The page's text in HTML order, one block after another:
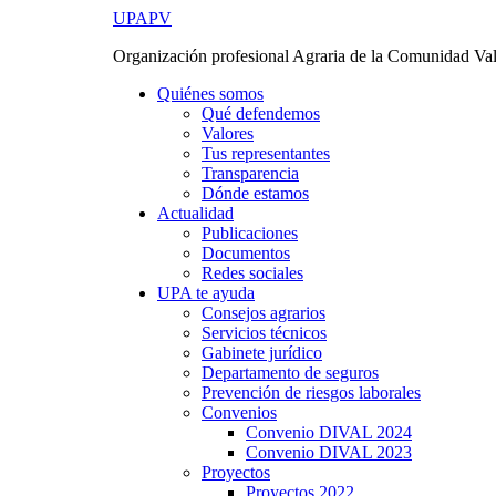
UPAPV
Organización profesional Agraria de la Comunidad
Quiénes somos
Qué defendemos
Valores
Tus representantes
Transparencia
Dónde estamos
Actualidad
Publicaciones
Documentos
Redes sociales
UPA te ayuda
Consejos agrarios
Servicios técnicos
Gabinete jurídico
Departamento de seguros
Prevención de riesgos laborales
Convenios
Convenio DIVAL 2024
Convenio DIVAL 2023
Proyectos
Proyectos 2022